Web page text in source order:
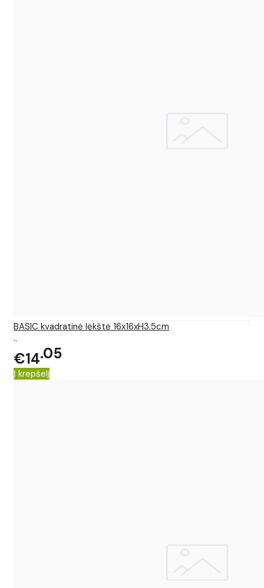
BASIC kvadratinė lėkštė 16x16xH3.5cm
..
€14 05
Į krepšelį